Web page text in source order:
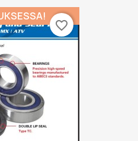
favorite_border